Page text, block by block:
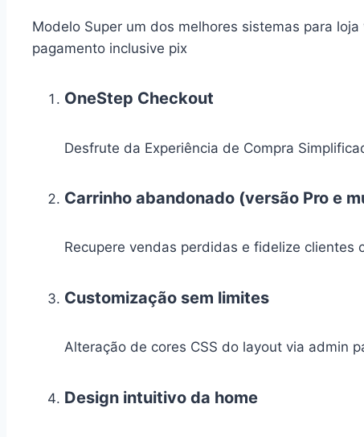
Modelo Super um dos melhores sistemas para
pagamento inclusive pix
OneStep Checkout
Desfrute da Experiência de Compra
Carrinho abandonado (versão Pro e
Recupere vendas perdidas e fidelize clientes
Customização sem limites
Alteração de cores CSS do layout via admin
Design intuitivo da home